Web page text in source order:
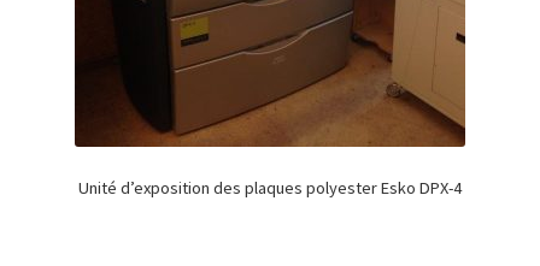
Unité d’exposition des plaques polyester Esko DPX-4